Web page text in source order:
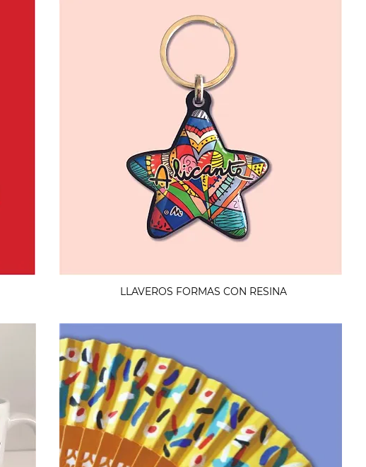
LLAVEROS FORMAS CON RESINA